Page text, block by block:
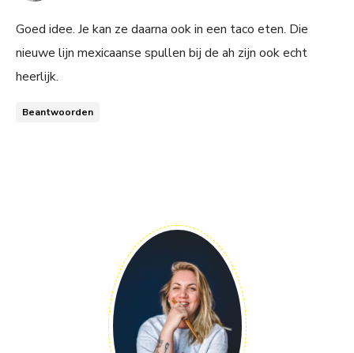
Goed idee. Je kan ze daarna ook in een taco eten. Die
nieuwe lijn mexicaanse spullen bij de ah zijn ook echt
heerlijk.
Beantwoorden